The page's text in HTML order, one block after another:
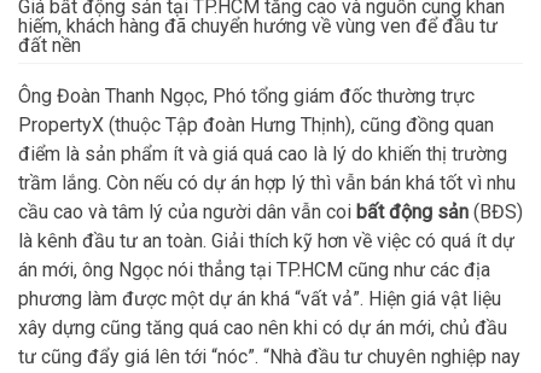
Giá bất động sản tại TP.HCM tăng cao và nguồn cung khan
hiếm, khách hàng đã chuyển hướng về vùng ven để đầu tư
đất nền
Ông Đoàn Thanh Ngọc, Phó tổng giám đốc thường trực
PropertyX (thuộc Tập đoàn Hưng Thịnh), cũng đồng quan
điểm là sản phẩm ít và giá quá cao là lý do khiến thị trường
trầm lắng. Còn nếu có dự án hợp lý thì vẫn bán khá tốt vì nhu
cầu cao và tâm lý của người dân vẫn coi bất động sản (BĐS)
là kênh đầu tư an toàn. Giải thích kỹ hơn về việc có quá ít dự
án mới, ông Ngọc nói thẳng tại TP.HCM cũng như các địa
phương làm được một dự án khá “vất vả”. Hiện giá vật liệu
xây dựng cũng tăng quá cao nên khi có dự án mới, chủ đầu
tư cũng đẩy giá lên tới “nóc”. “Nhà đầu tư chuyên nghiệp nay